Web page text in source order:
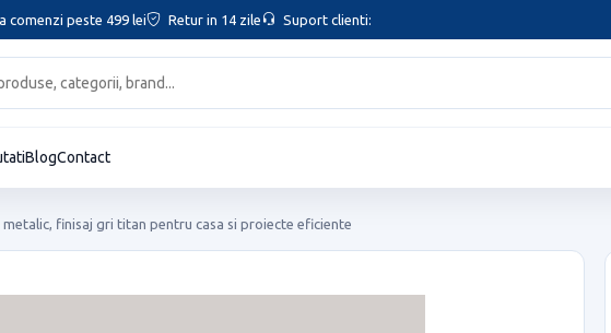
comenzi peste 499 lei Retur in 14 zile Suport clienti:
BlogContact
finisaj gri titan pentru casa si proiecte eficiente